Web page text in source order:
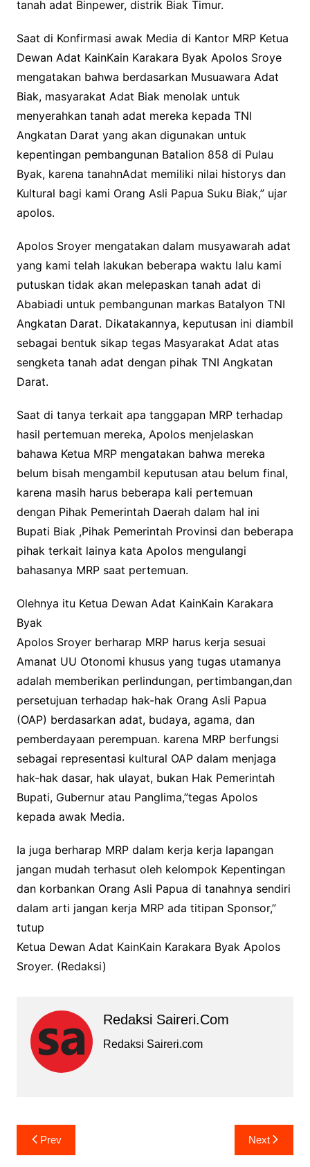
tanah adat Binpewer, distrik Biak Timur.
Saat di Konfirmasi awak Media di Kantor MRP Ketua
Dewan Adat KainKain Karakara Byak Apolos Sroye
mengatakan bahwa berdasarkan Musuawara Adat
Biak, masyarakat Adat Biak menolak untuk
menyerahkan tanah adat mereka kepada TNI
Angkatan Darat yang akan digunakan untuk
kepentingan pembangunan Batalion 858 di Pulau
Byak, karena tanahnAdat memiliki nilai historys dan
Kultural bagi kami Orang Asli Papua Suku Biak,” ujar
apolos.
Apolos Sroyer mengatakan dalam musyawarah adat
yang kami telah lakukan beberapa waktu lalu kami
putuskan tidak akan melepaskan tanah adat di
Ababiadi untuk pembangunan markas Batalyon TNI
Angkatan Darat. Dikatakannya, keputusan ini diambil
sebagai bentuk sikap tegas Masyarakat Adat atas
sengketa tanah adat dengan pihak TNI Angkatan
Darat.
Saat di tanya terkait apa tanggapan MRP terhadap
hasil pertemuan mereka, Apolos menjelaskan
bahawa Ketua MRP mengatakan bahwa mereka
belum bisah mengambil keputusan atau belum final,
karena masih harus beberapa kali pertemuan
dengan Pihak Pemerintah Daerah dalam hal ini
Bupati Biak ,Pihak Pemerintah Provinsi dan beberapa
pihak terkait lainya kata Apolos mengulangi
bahasanya MRP saat pertemuan.
Olehnya itu Ketua Dewan Adat KainKain Karakara
Byak
Apolos Sroyer berharap MRP harus kerja sesuai
Amanat UU Otonomi khusus yang tugas utamanya
adalah memberikan perlindungan, pertimbangan,dan
persetujuan terhadap hak-hak Orang Asli Papua
(OAP) berdasarkan adat, budaya, agama, dan
pemberdayaan perempuan. karena MRP berfungsi
sebagai representasi kultural OAP dalam menjaga
hak-hak dasar, hak ulayat, bukan Hak Pemerintah
Bupati, Gubernur atau Panglima,”tegas Apolos
kepada awak Media.
Ia juga berharap MRP dalam kerja kerja lapangan
jangan mudah terhasut oleh kelompok Kepentingan
dan korbankan Orang Asli Papua di tanahnya sendiri
dalam arti jangan kerja MRP ada titipan Sponsor,”
tutup
Ketua Dewan Adat KainKain Karakara Byak Apolos
Sroyer. (Redaksi)
Redaksi Saireri.com
Redaksi Saireri.com
Navigasi
pos
Prev Next